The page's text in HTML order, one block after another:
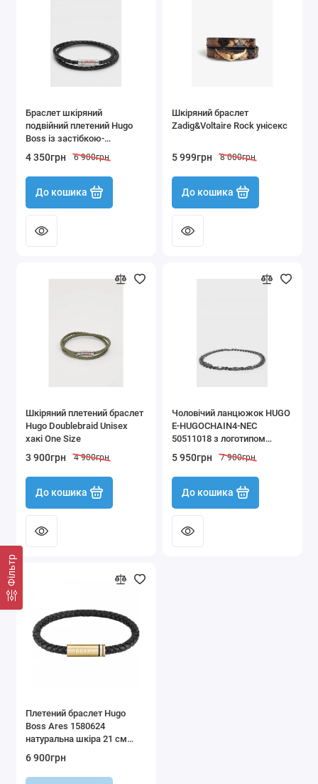
Фільтр
Показати все
Браслет шкіряний
подвійний плетений Hugo
Boss із застібкою-
логотипом чорний
4 350грн 6 900грн
До кошика
Шкіряний браслет
Zadig&Voltaire Rock унісекс
5 999грн 8 000грн
До кошика
Шкіряний плетений браслет
Hugo Doublebraid Unisex
хакі One Size
3 900грн 4 900грн
До кошика
Чоловічий ланцюжок HUGO
E-HUGOCHAIN4-NEC
50511018 з логотипом
5 950грн 7 900грн
До кошика
Плетений браслет Hugo
Boss Ares 1580624
натуральна шкіра 21 см
6 900грн